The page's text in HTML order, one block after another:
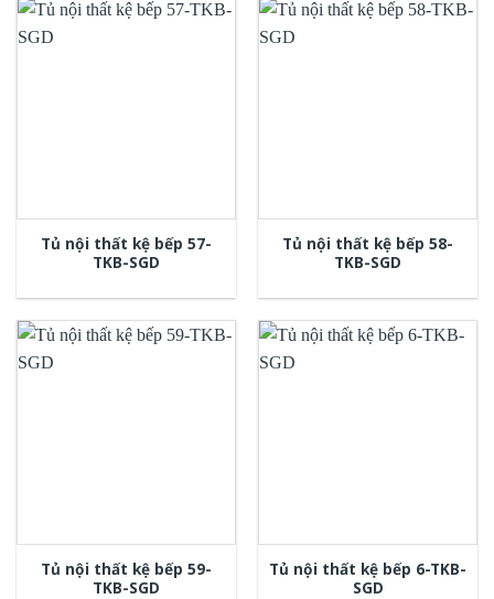
Tủ nội thất kệ bếp 57-
TKB-SGD
Tủ nội thất kệ bếp 58-
TKB-SGD
Tủ nội thất kệ bếp 59-
TKB-SGD
Tủ nội thất kệ bếp 6-TKB-
SGD